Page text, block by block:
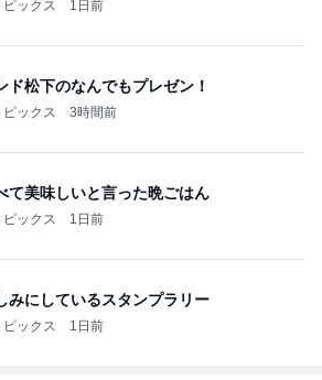
ックス 1日前
ド松下のなんでもプレゼン！
ックス 3時間前
て美味しいと言った晩ごはん
ックス 1日前
みにしているスタンプラリー
ックス 1日前